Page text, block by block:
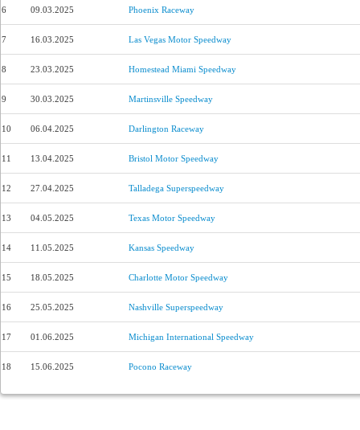
6 09.03.2025 Phoenix Raceway
7 16.03.2025 Las Vegas Motor Speedway
8 23.03.2025 Homestead Miami Speedway
9 30.03.2025 Martinsville Speedway
10 06.04.2025 Darlington Raceway
11 13.04.2025 Bristol Motor Speedway
12 27.04.2025 Talladega Superspeedway
13 04.05.2025 Texas Motor Speedway
14 11.05.2025 Kansas Speedway
15 18.05.2025 Charlotte Motor Speedway
16 25.05.2025 Nashville Superspeedway
17 01.06.2025 Michigan International Speedway
18 15.06.2025 Pocono Raceway